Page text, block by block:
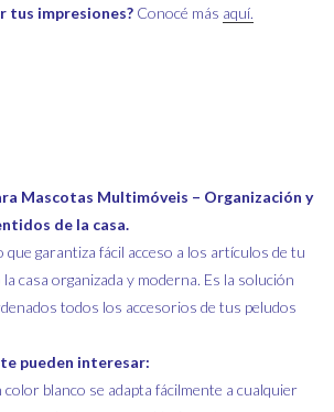
tus impresiones? Conocé más aquí.
Mascotas Multimóveis – Organización y
de la casa.
garantiza fácil acceso a los artículos de tu
casa organizada y moderna. Es la solución
todos los accesorios de tus peludos
pueden interesar:
color blanco se adapta fácilmente a cualquier